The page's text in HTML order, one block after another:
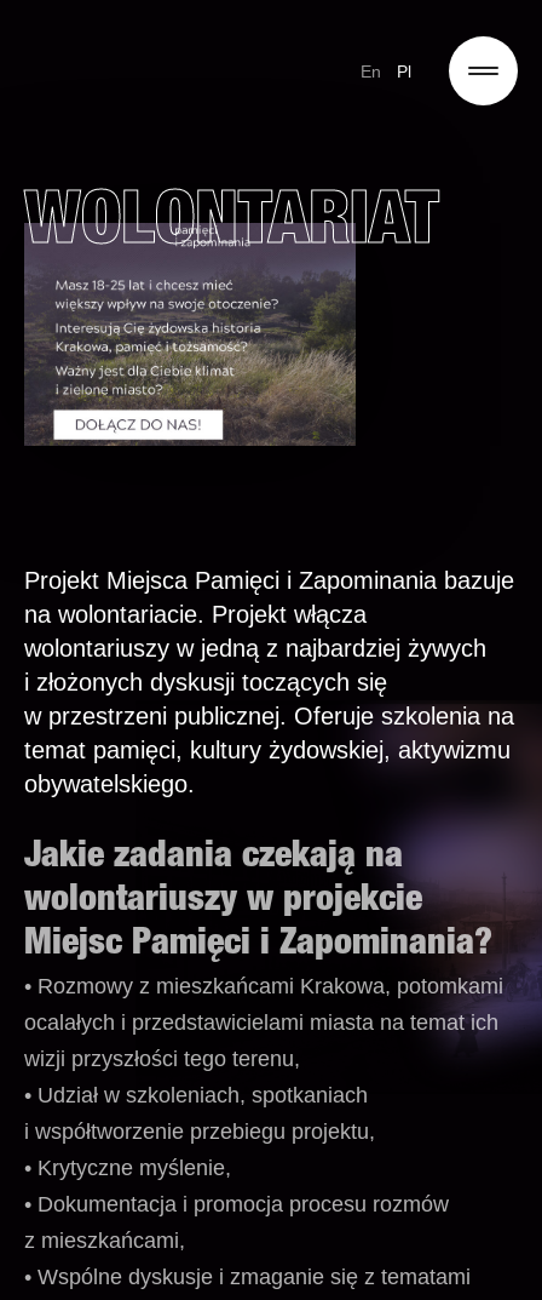
Pl
En
WOLONTARIAT
Projekt Miejsca Pamięci i Zapominania bazuje
na wolontariacie. Projekt włącza
wolontariuszy w jedną z najbardziej żywych
i złożonych dyskusji toczących się
w przestrzeni publicznej. Oferuje szkolenia na
temat pamięci, kultury żydowskiej, aktywizmu
obywatelskiego.
Jakie zadania czekają na
wolontariuszy w projekcie
Miejsc Pamięci i Zapominania?
• Rozmowy z mieszkańcami Krakowa, potomkami
ocalałych i przedstawicielami miasta na temat ich
wizji przyszłości tego terenu,
• Udział w szkoleniach, spotkaniach
i współtworzenie przebiegu projektu,
• Krytyczne myślenie,
• Dokumentacja i promocja procesu rozmów
z mieszkańcami,
• Wspólne dyskusje i zmaganie się z tematami